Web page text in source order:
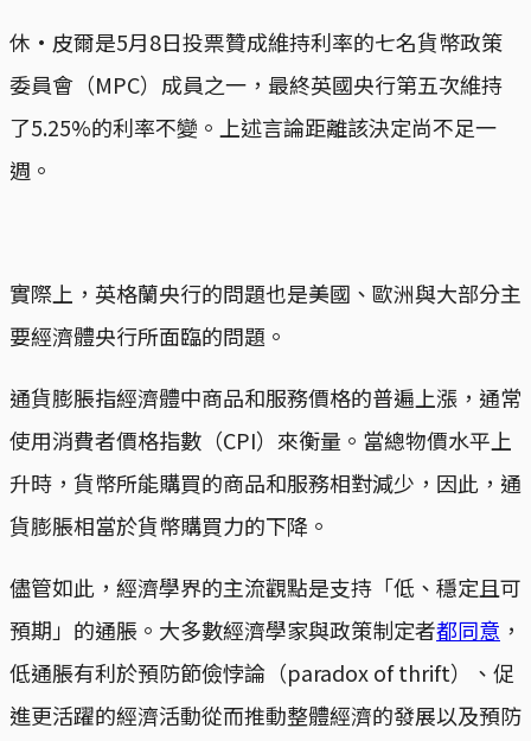
休·皮爾是5月8日投票贊成維持利率的七名貨幣政策
委員會（MPC）成員之一，最終英國央行第五次維持
了5.25%的利率不變。上述言論距離該決定尚不足一
週。
實際上，英格蘭央行的問題也是美國、歐洲與大部分主
要經濟體央行所面臨的問題。
通貨膨脹指經濟體中商品和服務價格的普遍上漲，通常
使用消費者價格指數（CPI）來衡量。當總物價水平上
升時，貨幣所能購買的商品和服務相對減少，因此，通
貨膨脹相當於貨幣購買力的下降。
儘管如此，經濟學界的主流觀點是支持「低、穩定且可
預期」的通脹。大多數經濟學家與政策制定者都同意 ，
低通脹有利於預防節儉悖論（paradox of thrift）、促
進更活躍的經濟活動從而推動整體經濟的發展以及預防